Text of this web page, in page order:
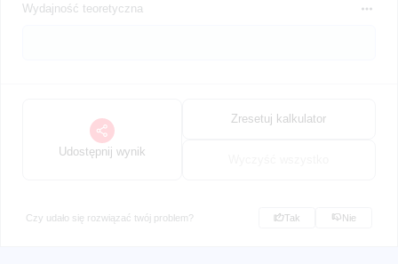
Wydajność teoretyczna
Udostępnij wynik
Zresetuj kalkulator
Czy udało się rozwiązać twój problem? Tak Nie